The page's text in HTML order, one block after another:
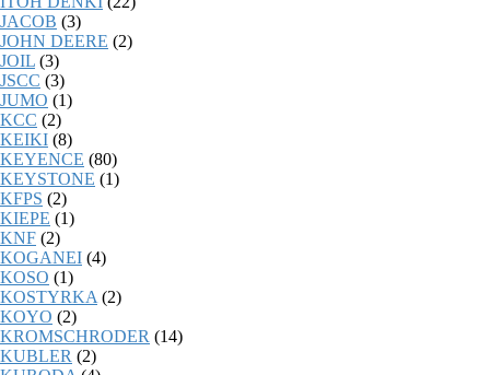
JACOB (3)
JOHN DEERE (2)
JOIL (3)
JSCC (3)
JUMO (1)
KCC (2)
KEIKI (8)
KEYENCE (80)
KEYSTONE (1)
KFPS (2)
KIEPE (1)
KNF (2)
KOGANEI (4)
KOSO (1)
KOSTYRKA (2)
KOYO (2)
KROMSCHRODER (14)
KUBLER (2)